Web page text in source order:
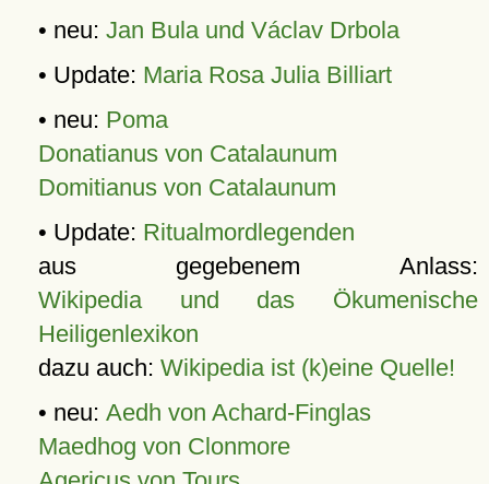
• neu: Jan Bula und Václav Drbola
• Update: Maria Rosa Julia Billiart
• neu: Poma
Donatianus von Catalaunum
Domitianus von Catalaunum
• Update: Ritualmordlegenden
aus gegebenem Anlass:
Wikipedia und das Ökumenische
Heiligenlexikon
dazu auch: Wikipedia ist (k)eine Quelle!
• neu: Aedh von Achard-Finglas
Maedhog von Clonmore